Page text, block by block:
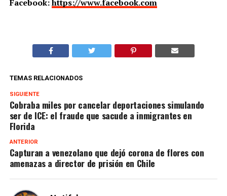
Facebook:https://www.facebook.com
TEMAS RELACIONADOS
SIGUIENTE
Cobraba miles por cancelar deportaciones simulando
ser de ICE: el fraude que sacude a inmigrantes en
Florida
ANTERIOR
Capturan a venezolano que dejó corona de flores con
amenazas a director de prisión en Chile